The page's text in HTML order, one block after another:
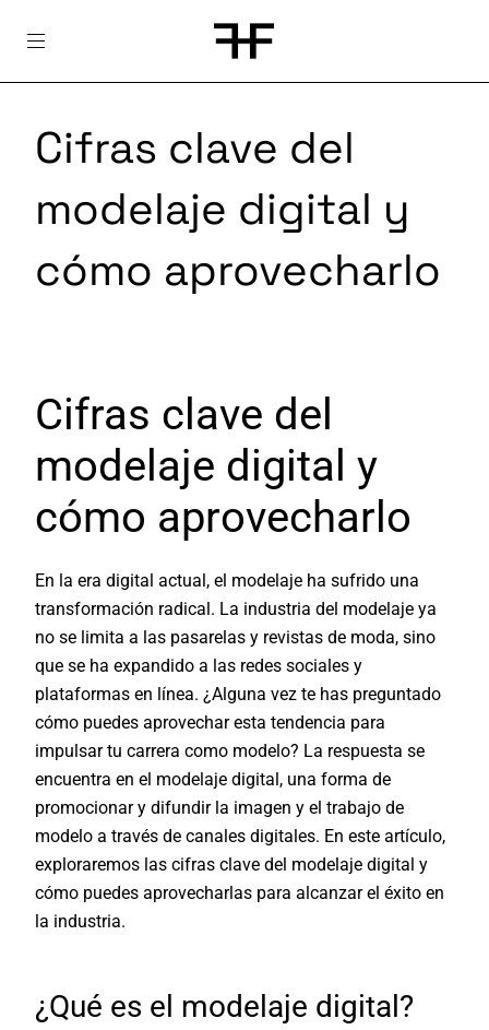
Cifras clave del
modelaje digital y
cómo aprovecharlo
Cifras clave del
modelaje digital y
cómo aprovecharlo
En la era digital actual, el modelaje ha sufrido una
transformación radical. La industria del modelaje ya
no se limita a las pasarelas y revistas de moda, sino
que se ha expandido a las redes sociales y
plataformas en línea. ¿Alguna vez te has preguntado
cómo puedes aprovechar esta tendencia para
impulsar tu carrera como modelo? La respuesta se
encuentra en el modelaje digital, una forma de
promocionar y difundir la imagen y el trabajo de
modelo a través de canales digitales. En este artículo,
exploraremos las cifras clave del modelaje digital y
cómo puedes aprovecharlas para alcanzar el éxito en
la industria.
¿Qué es el modelaje digital?